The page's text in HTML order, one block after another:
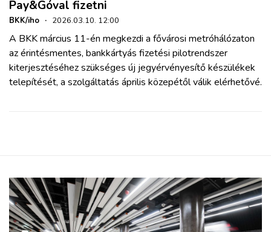
HAJÓZÁS
BLOG
ARCHÍVUM
REGISZTRÁCIÓ
Pay&Góval fizetni
BKK/iho · 2026.03.10. 12:00
A BKK március 11-én megkezdi a fővárosi metróhálózaton
az érintésmentes, bankkártyás fizetési pilotrendszer
kiterjesztéséhez szükséges új jegyérvényesítő készülékek
telepítését, a szolgáltatás április közepétől válik elérhetővé.